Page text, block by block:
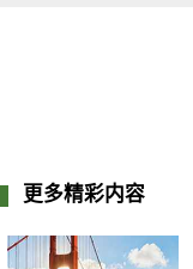
更多精彩内容